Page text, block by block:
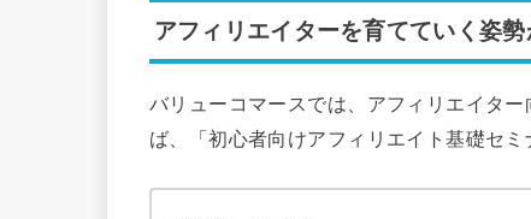
アフィリエイターを育てていく姿
バリューコマースでは、アフィリエイタ
ば、「初心者向けアフィリエイト基礎セ